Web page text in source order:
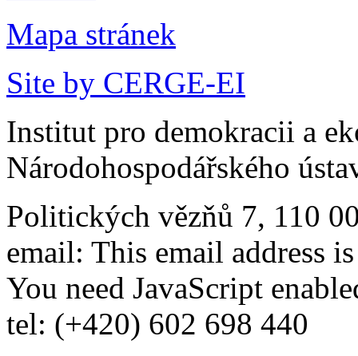
Mapa stránek
Site by CERGE-EI
Institut pro demokracii a
Národohospodářského
Politických vězňů 7, 110
email: This email address
You need JavaScript
tel: (+420) 602 698 440